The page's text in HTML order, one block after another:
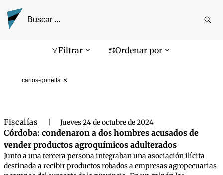
Filtrar Ordenar por
carlos-gonella
Pantalla de búsqueda
Fiscalías Jueves 24 de octubre de 2024
Córdoba: condenaron a dos hombres acusados de
vender productos agroquímicos adulterados
Junto a una tercera persona integraban una asociación ilícita
destinada a recibir productos robados a empresas agropecuarias